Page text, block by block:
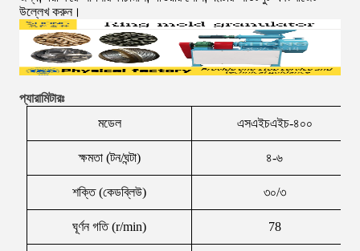
উল্লেখ করুন।
প্যারামিটারঃ
মডেল
এসএইচএইচ-৪০০
ক্ষমতা (টন/ঘন্টা) ৪-৬
শক্তি (কেডব্লিউ) ৩০/৩
ঘূর্ণন গতি (r/min) 78